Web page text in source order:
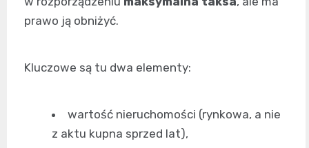
prawo ją obniżyć.
Kluczowe są tu dwa elementy:
wartość nieruchomości (rynkowa, a nie
z aktu kupna sprzed lat),